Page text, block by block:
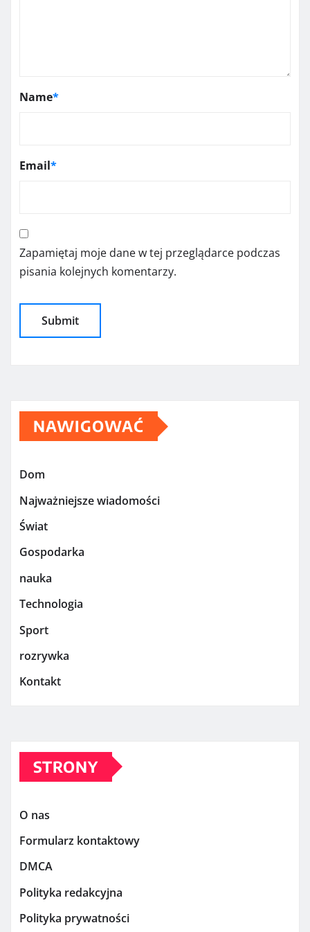
Name*
Email*
Zapamiętaj moje dane w tej przeglądarce podczas
pisania kolejnych komentarzy.
NAWIGOWAĆ
Dom
Najważniejsze wiadomości
Świat
Gospodarka
nauka
Technologia
Sport
rozrywka
Kontakt
STRONY
O nas
Formularz kontaktowy
DMCA
Polityka redakcyjna
Polityka prywatności